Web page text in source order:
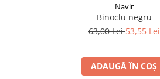
Navir
Binoclu negru
63,00 Lei53,55 Lei
ADAUGĂ ÎN COȘ